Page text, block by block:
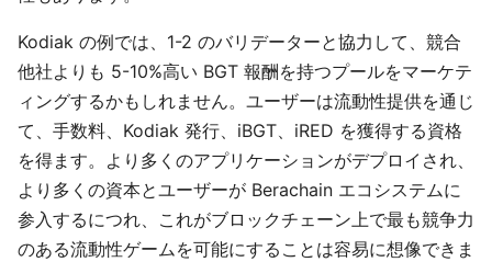
Kodiak の例では、1-2 のバリデーターと協力して、競合
他社よりも 5-10%高い BGT 報酬を持つプールをマーケテ
ィングするかもしれません。ユーザーは流動性提供を通じ
て、手数料、Kodiak 発行、iBGT、iRED を獲得する資格
を得ます。より多くのアプリケーションがデプロイされ、
より多くの資本とユーザーが Berachain エコシステムに
参入するにつれ、これがブロックチェーン上で最も競争力
のある流動性ゲームを可能にすることは容易に想像できま